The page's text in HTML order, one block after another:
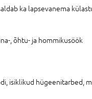
ka lapsevanema
, õhtu- ja hommikusöök
isiklikud hügeenitarbed,